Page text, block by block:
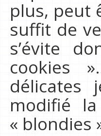
plus, peut
suffit de
s’évite
cookies
délicates
modifié
« blondies